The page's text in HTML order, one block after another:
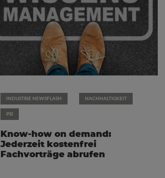
INDUSTRIE NEWSFLASH NACHHALTIGKEIT
PSI
Know-how on demand:
Jederzeit kostenfrei
Fachvorträge abrufen